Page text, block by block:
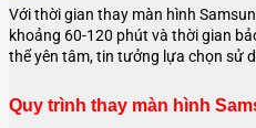
Với thời gian thay màn hình
khoảng 60-120 phút và thời gian
thể yên tâm, tin tưởng lựa chọn sử
Quy trình thay màn hình